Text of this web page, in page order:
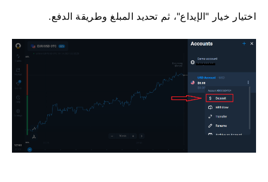
اختيار خيار "الإيداع"، ثم تحديد المبلغ وطريقة الدفع.